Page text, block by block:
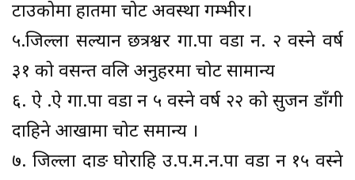
टाउकोमा हातमा चोट अवस्था गम्भीर।
५.जिल्ला सल्यान छत्रश्वर गा.पा वडा न. २ वस्ने वर्ष
३१ को वसन्त वलि अनुहरमा चोट सामान्य
६. ऐ .ऐ गा.पा वडा न ५ वस्ने वर्ष २२ को सुजन डाँगी
दाहिने आखामा चोट समान्य ।
७. जिल्ला दाङ घोराहि उ.प.म.न.पा वडा न १५ वस्ने